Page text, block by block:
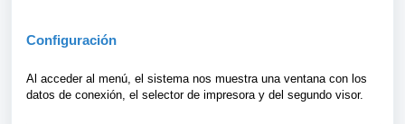
Configuración
Al acceder al menú, el sistema nos muestra una ventana con los
datos de conexión, el selector de impresora y del segundo visor.